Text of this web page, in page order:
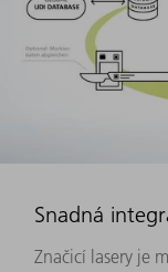
Snadná
Značicí lasery je